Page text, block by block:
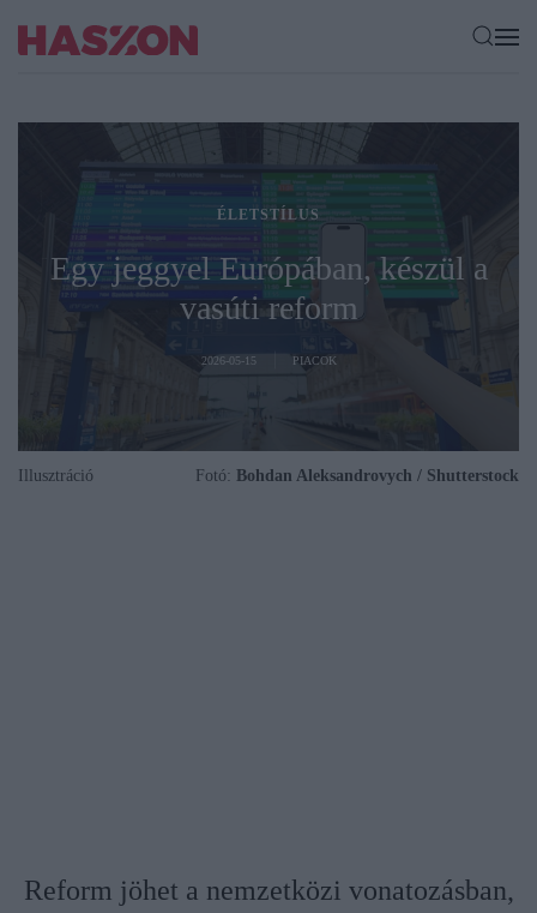
ÉLETSTÍLUS
Egy jeggyel Európában, készül a
vasúti reform
2026-05-15 PIACOK
Illusztráció Fotó: Bohdan Aleksandrovych / Shutterstock
Reform jöhet a nemzetközi vonatozásban,